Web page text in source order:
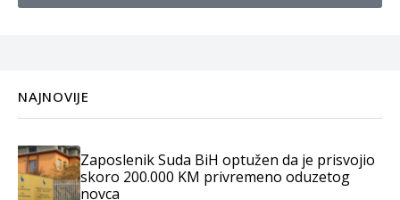
NAJNOVIJE
Zaposlenik Suda BiH optužen da je prisvojio
skoro 200.000 KM privremeno oduzetog
novca